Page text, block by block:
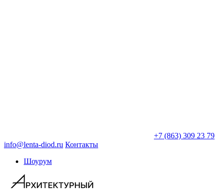
+7 (863) 309 23 79
info@lenta-diod.ru Контакты
Шоурум